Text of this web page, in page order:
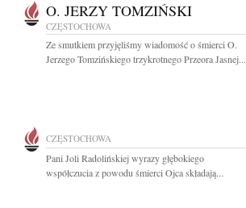
O. JERZY TOMZIŃSKI
CZĘSTOCHOWA
Ze smutkiem przyjęliśmy wiadomość o śmierci O.
Jerzego Tomzińskiego trzykrotnego Przeora Jasnej...
CZĘSTOCHOWA
Pani Joli Radolińskiej wyrazy głębokiego
współczucia z powodu śmierci Ojca składają...